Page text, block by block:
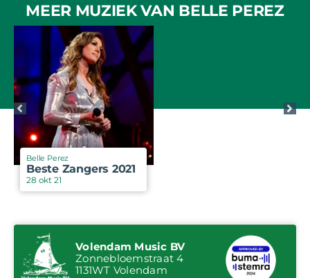
MEER MUZIEK VAN BELLE PEREZ
Belle Perez
Beste Zangers 2021
28 okt 21
Volendam Music BV
Zonnebloemstraat 4
1131WT Volendam